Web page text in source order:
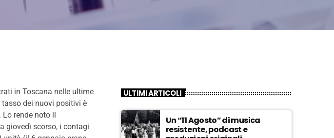
in Toscana nelle ultime
dei nuovi positivi è
rende noto il
giovedì scorso, i contagi
ULTIMI ARTICOLI
Un “11 Agosto” di musica
resistente, podcast e